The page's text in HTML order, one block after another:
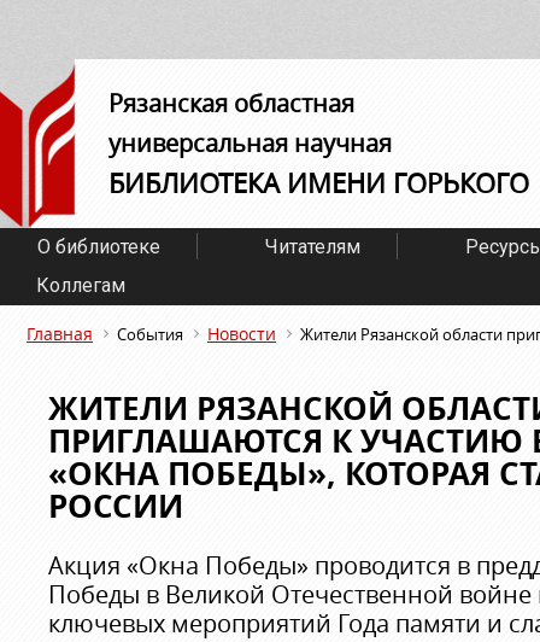
Рязанская областная
универсальная научная
БИБЛИОТЕКА ИМЕНИ ГОРЬКОГО
О библиотеке Читателям
Коллегам
Главная События Новости Жители Рязанской области
ЖИТЕЛИ РЯЗАНСКОЙ
ПРИГЛАШАЮТСЯ К УЧАСТИЮ
«ОКНА ПОБЕДЫ», КОТОРАЯ
РОССИИ
Акция «Окна Победы» проводится в
Победы в Великой Отечественной войне
ключевых мероприятий Года памяти и